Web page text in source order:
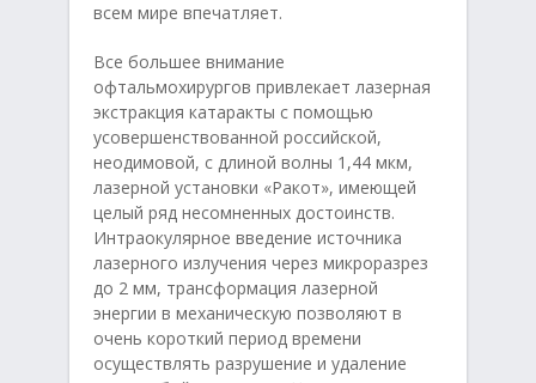
всем мире впечатляет.
Все большее внимание
офтальмохирургов привлекает лазерная
экстракция катаракты с помощью
усовершенствованной российской,
неодимовой, с длиной волны 1,44 мкм,
лазерной установки «Ракот», имеющей
целый ряд несомненных достоинств.
Интраокулярное введение источника
лазерного излучения через микроразрез
до 2 мм, трансформация лазерной
энергии в механическую позволяют в
очень короткий период времени
осуществлять разрушение и удаление